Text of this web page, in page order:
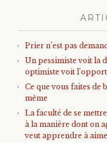
Prier n’est pas
Un pessimiste voit la
optimiste voit
Ce que vous faites de
même
La faculté de se
à la manière dont on
veut apprendre à